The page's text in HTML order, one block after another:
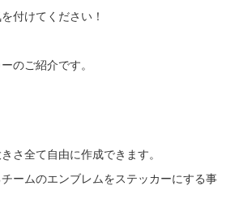
付けてください！
のご紹介です。
さ全て自由に作成できます。
ームのエンブレムをステッカーにする事